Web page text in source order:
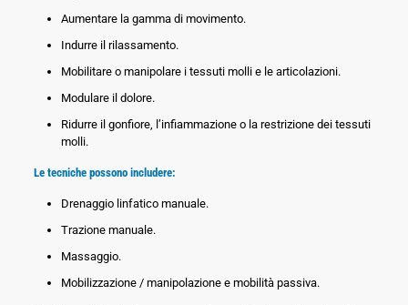
Aumentare la gamma di movimento.
Indurre il rilassamento.
Mobilitare o manipolare i tessuti molli e le articolazioni.
Modulare il dolore.
Ridurre il gonfiore, l’infiammazione o la restrizione dei tessuti
molli.
Le tecniche possono includere:
Drenaggio linfatico manuale.
Trazione manuale.
Massaggio.
Mobilizzazione / manipolazione e mobilità passiva.